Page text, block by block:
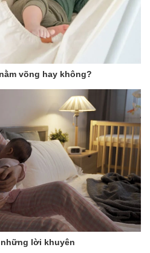
võng hay không?
lời khuyên